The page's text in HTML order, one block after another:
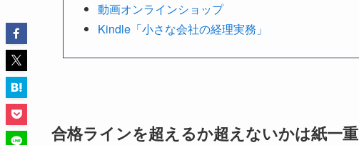
動画オンラインショップ
Kindle「小さな会社の経理実務」
合格ラインを超えるか超えないかは紙一重